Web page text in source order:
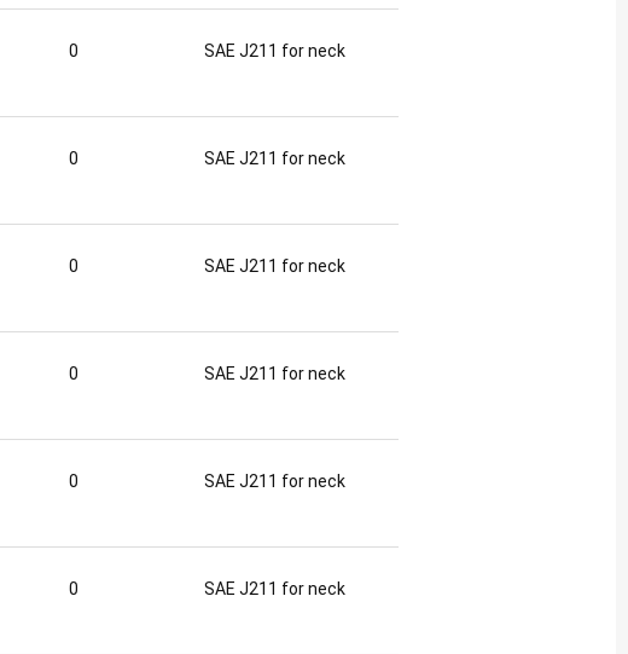
0 SAE J211 for neck
0 SAE J211 for neck
0 SAE J211 for neck
0 SAE J211 for neck
0 SAE J211 for neck
0 SAE J211 for neck